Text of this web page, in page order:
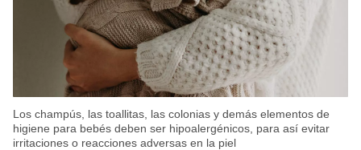
Los champús, las toallitas, las colonias y demás elementos de
higiene para bebés deben ser hipoalergénicos, para así evitar
irritaciones o reacciones adversas en la piel